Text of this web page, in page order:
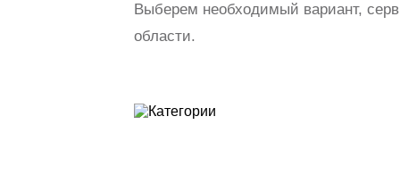
Выберем необходимый вариант,
области.